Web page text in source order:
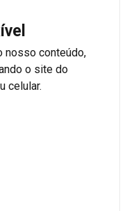
nosso conteúdo,
o site do
celular.